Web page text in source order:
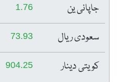
جاپانی ین 1.76
سعودی ریال 73.93
کویتی دینار 904.25